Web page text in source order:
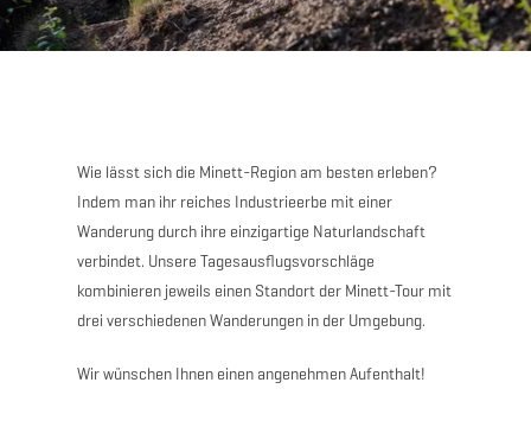
Wie lässt sich die Minett-Region am besten erleben?
Indem man ihr reiches Industrieerbe mit einer
Wanderung durch ihre einzigartige Naturlandschaft
verbindet. Unsere Tagesausflugsvorschläge
kombinieren jeweils einen Standort der Minett-Tour mit
drei verschiedenen Wanderungen in der Umgebung.
Wir wünschen Ihnen einen angenehmen Aufenthalt!